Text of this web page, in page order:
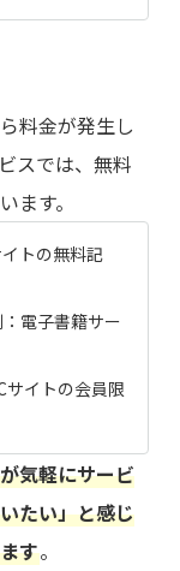
料金が発生し
スでは、無料
ます。
トの無料記
電子書籍サー
サイトの会員限
気軽にサービ
たい」と感じ
す。